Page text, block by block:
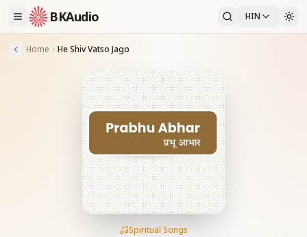
BKAudio HIN
Home He Shiv Vatso Jago
Spiritual Songs